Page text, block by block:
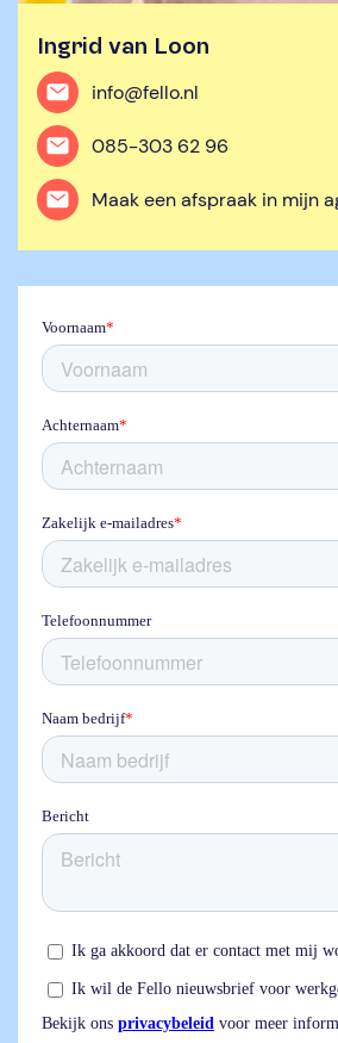
Ingrid van Loon
info@fello.nl
085-303 62 96
Maak een afspraak in mijn